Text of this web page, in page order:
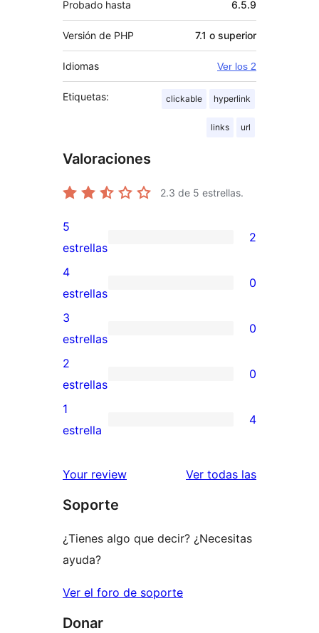
Probado hasta 6.5.9
Versión de PHP 7.1 o superior
Idiomas Ver los 2
Etiquetas: clickable hyperlink
links url
Valoraciones
2.3 de 5 estrellas.
2
valoraciones
de
5
estrellas
5
estrellas
2
0
valoraciones
de
4
estrellas
4
estrellas
0
0
valoraciones
de
3
estrellas
3
estrellas
0
0
valoraciones
de
estrellas
2
estrellas
0
4
de
estrellas
1
estrella
4
Your review Ver todas las
Soporte
¿Tienes algo que decir? ¿Necesitas
ayuda?
Ver el foro de soporte
Donar